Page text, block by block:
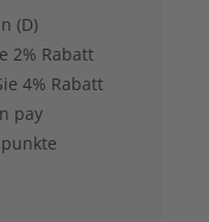
(D)
2% Rabatt
4% Rabatt
pay